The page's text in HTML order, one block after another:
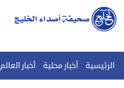
الرئيسية أخبار محلية أخبار العالم